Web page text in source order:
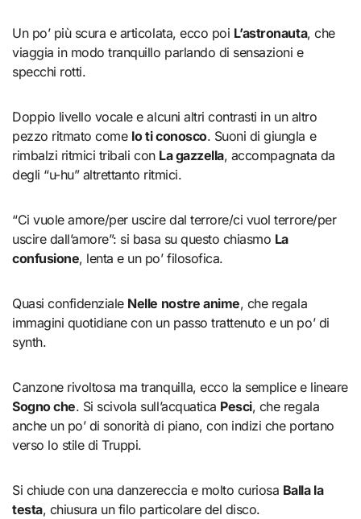
Un po’ più scura e articolata, ecco poi L’astronauta, che
viaggia in modo tranquillo parlando di sensazioni e
specchi rotti.
Doppio livello vocale e alcuni altri contrasti in un altro
pezzo ritmato come Io ti conosco. Suoni di giungla e
rimbalzi ritmici tribali con La gazzella, accompagnata da
degli “u-hu” altrettanto ritmici.
“Ci vuole amore/per uscire dal terrore/ci vuol terrore/per
uscire dall’amore”: si basa su questo chiasmo La
confusione, lenta e un po’ filosofica.
Quasi confidenziale Nelle nostre anime, che regala
immagini quotidiane con un passo trattenuto e un po’ di
synth.
Canzone rivoltosa ma tranquilla, ecco la semplice e lineare
Sogno che. Si scivola sull’acquatica Pesci, che regala
anche un po’ di sonorità di piano, con indizi che portano
verso lo stile di Truppi.
Si chiude con una danzereccia e molto curiosa Balla la
testa, chiusura un filo particolare del disco.